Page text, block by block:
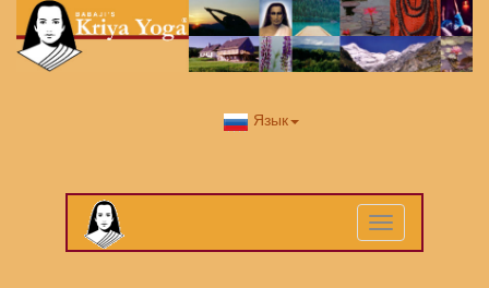
Язык
Toggle
navigation